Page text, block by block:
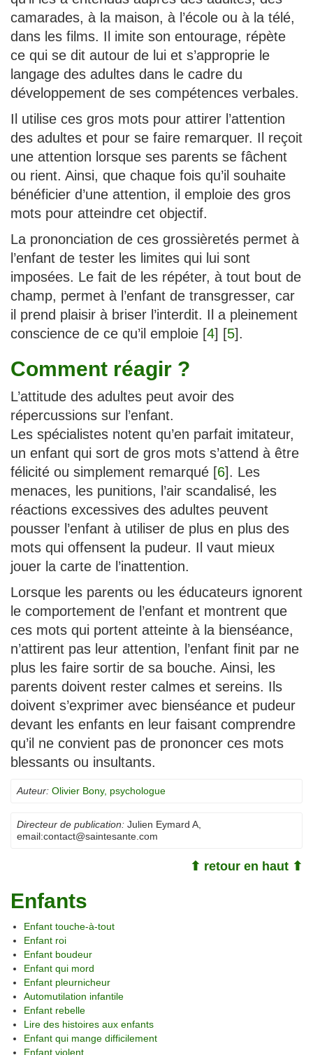
camarades, à la maison, à l’école ou à la télé,
dans les films. Il imite son entourage, répète
ce qui se dit autour de lui et s’approprie le
langage des adultes dans le cadre du
développement de ses compétences verbales.
Il utilise ces gros mots pour attirer l’attention
des adultes et pour se faire remarquer. Il reçoit
une attention lorsque ses parents se fâchent
ou rient. Ainsi, que chaque fois qu’il souhaite
bénéficier d’une attention, il emploie des gros
mots pour atteindre cet objectif.
La prononciation de ces grossièretés permet à
l’enfant de tester les limites qui lui sont
imposées. Le fait de les répéter, à tout bout de
champ, permet à l’enfant de transgresser, car
il prend plaisir à briser l’interdit. Il a pleinement
conscience de ce qu’il emploie [4] [5].
Comment réagir ?
L’attitude des adultes peut avoir des
répercussions sur l’enfant.
Les spécialistes notent qu’en parfait imitateur,
un enfant qui sort de gros mots s’attend à être
félicité ou simplement remarqué [6]. Les
menaces, les punitions, l’air scandalisé, les
réactions excessives des adultes peuvent
pousser l’enfant à utiliser de plus en plus des
mots qui offensent la pudeur. Il vaut mieux
jouer la carte de l’inattention.
Lorsque les parents ou les éducateurs ignorent
le comportement de l’enfant et montrent que
ces mots qui portent atteinte à la bienséance,
n’attirent pas leur attention, l’enfant finit par ne
plus les faire sortir de sa bouche. Ainsi, les
parents doivent rester calmes et sereins. Ils
doivent s’exprimer avec bienséance et pudeur
devant les enfants en leur faisant comprendre
qu’il ne convient pas de prononcer ces mots
blessants ou insultants.
Auteur: Olivier Bony, psychologue
Directeur de publication: Julien Eymard A
email:contact@saintesante.com
⬆ retour en haut ⬆
Enfants
Enfant touche-à-tout
Enfant roi
Enfant boudeur
Enfant qui mord
Enfant pleurnicheur
Automutilation infantile
Enfant rebelle
Lire des histoires aux enfants
Enfant qui mange difficilement
Enfant violent